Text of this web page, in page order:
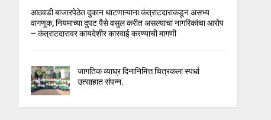
आठवडी बाजारपेठेत दुकान थाटणाऱ्याना कंत्राटदाराकडून असभ्य
वागणूक, नियमाच्या दुपट पैसे वसुल करीत असल्याचा नागरिकांचा आरोप
– कंत्राटदारावर कायदेशीर कारवाई करण्याची मागणी
जागतिक व्याघ्र दिनानिमित्त चित्रकला स्पर्धा
उत्साहात संपन्न.